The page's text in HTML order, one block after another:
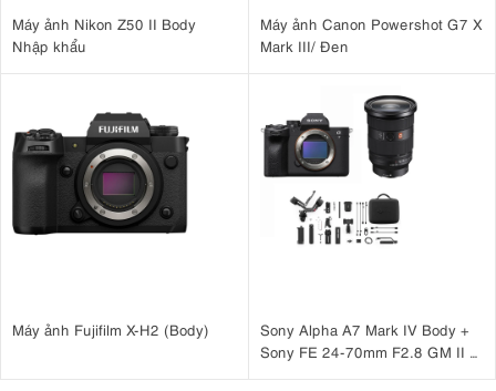
Máy ảnh Nikon Z50 II Body
Nhập khẩu
Máy ảnh Canon Powershot G7 X
Mark III/ Đen
Máy ảnh Fujifilm X-H2 (Body)
Sony Alpha A7 Mark IV Body +
Sony FE 24-70mm F2.8 GM II +